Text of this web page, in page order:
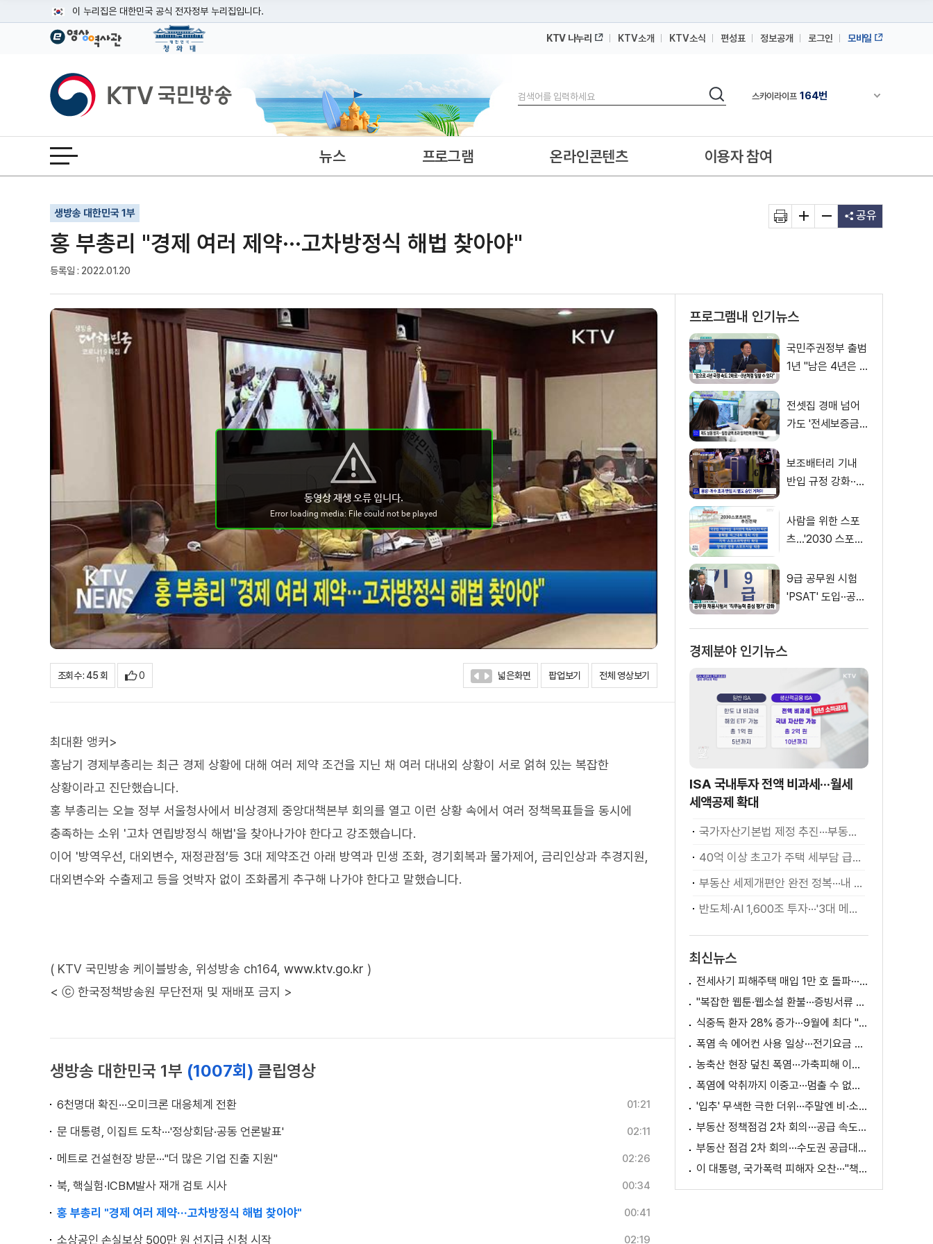
이 누리집은 대한민국 공식 전자정부 누리집입니다.
공식 누리집 주소 확인하기
이밖에 or.kr 또는 .kr등 다른 도메인 주소를 사용하고 있다면 아래 URL에서 도메인 주소를 확인해 보세요
운영중인 공식 누리집보기
KTV 나누리 KTV소개 KTV소식 편성표 정보공개 로그인 모바일
KTV국민방송
검색
검색 채널안내 펼쳐
스카이라이프 164번
스카이라이프 164번
스카이라이프
전체메뉴 열기 뉴스 프로그램 온라인콘텐츠 이용자 참여
생방송 대한민국 1부
홍 부총리 "경제 여러 제약···고차방정식 해법 찾아야"
등록일 : 2022.01.20
기사인쇄
글자확대
글자축소 공유
조회수 : 45 회 0 넓은화면 팝업보기 전체 영상보기
최대환 앵커>
홍남기 경제부총리는 최근 경제 상황에 대해 여러 제약 조건을 지닌 채 여러 대내외 상황이 서로 얽혀 있는 복잡한
상황이라고 진단했습니다.
홍 부총리는 오늘 정부 서울청사에서 비상경제 중앙대책본부 회의를 열고 이런 상황 속에서 여러 정책목표들을 동시에
충족하는 소위 '고차 연립방정식 해법'을 찾아나가야 한다고 강조했습니다.
이어 '방역우선, 대외변수, 재정관점’등 3대 제약조건 아래 방역과 민생 조화, 경기회복과 물가제어, 금리인상과 추경지원,
대외변수와 수출제고 등을 엇박자 없이 조화롭게 추구해 나가야 한다고 말했습니다.
( KTV 국민방송 케이블방송, 위성방송 ch164, www.ktv.go.kr )
< ⓒ 한국정책방송원 무단전재 및 재배포 금지 >
생방송 대한민국 1부 (1007회) 클립영상
6천명대 확진···오미크론 대응체계 전환 01:21
문 대통령, 이집트 도착···'정상회담·공동 언론발표' 02:11
메트로 건설현장 방문···"더 많은 기업 진출 지원" 02:26
북, 핵실험·ICBM발사 재개 검토 시사 00:34
홍 부총리 "경제 여러 제약···고차방정식 해법 찾아야" 00:41
소상공인 손실보상 500만 원 선지급 신청 시작 02:19
프로그램내 인기뉴스
국민주권정부 출범
1년 "남은 4년은 8
전셋집 경매 넘어
가도 '전세보증금'
보조배터리 기내
반입 규정 강화··
사람을 위한 스포
츠…'2030 스포츠
9급 공무원 시험
'PSAT' 도입··공정
경제분야 인기뉴스
ISA 국내투자 전액 비과세···월세
세액공제 확대
국가자산기본법 제정 추진···부동산·주식 등 통합 관리
40억 이상 초고가 주택 세부담 급증···실수요자 보호 강화
부동산 세제개편안 완전 정복···내 세금 어떻게 달라지나? [K-정책 사용법]
반도체·AI 1,600조 투자···'3대 메가프로젝트' 속도
최신뉴스
전세사기 피해주택 매입 1만 호 돌파···피해 지원 속도
"복잡한 웹툰·웹소설 환불···증빙서류 요구까지"
식중독 환자 28% 증가···9월에 최다 "입추 방심 금물"
폭염 속 에어컨 사용 일상···전기요금 줄이려면?
농축산 현장 덮친 폭염···가축피해 이틀 새 28만 마리↑
폭염에 악취까지 이중고···멈출 수 없는 필수노동
'입추' 무색한 극한 더위···주말엔 비·소나기
부동산 정책점검 2차 회의···공급 속도전 본격화하나
부동산 점검 2차 회의···수도권 공급대책 논의
이 대통령, 국가폭력 피해자 오찬···"책임지고 치유"